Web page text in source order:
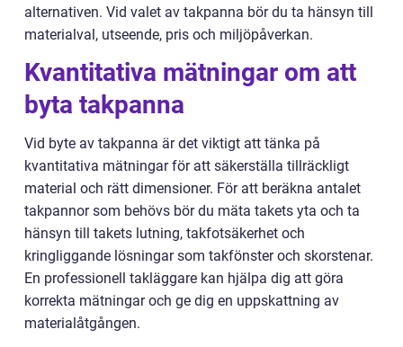
alternativen. Vid valet av takpanna bör du ta hänsyn till
materialval, utseende, pris och miljöpåverkan.
Kvantitativa mätningar om att
byta takpanna
Vid byte av takpanna är det viktigt att tänka på
kvantitativa mätningar för att säkerställa tillräckligt
material och rätt dimensioner. För att beräkna antalet
takpannor som behövs bör du mäta takets yta och ta
hänsyn till takets lutning, takfotsäkerhet och
kringliggande lösningar som takfönster och skorstenar.
En professionell takläggare kan hjälpa dig att göra
korrekta mätningar och ge dig en uppskattning av
materialåtgången.